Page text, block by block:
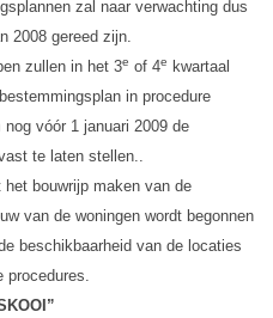
zal naar verwachting dus
2008 gereed zijn.
zullen in het 3e of 4e
kwartaal
in procedure
vóór 1 januari 2009 de
te laten stellen..
bouwrijp maken van de
van de woningen wordt begonnen
beschikbaarheid van de locaties
procedures.